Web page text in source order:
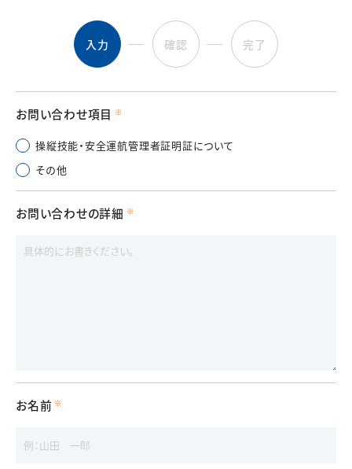
入力 確認 完了
お問い合わせ項目
操縦技能・安全運航管理者証明証について
その他
お問い合わせの詳細
お名前